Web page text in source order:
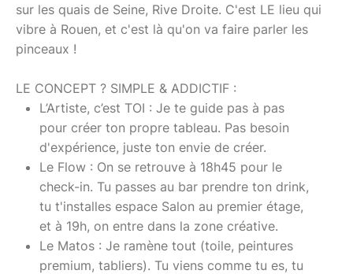
sur les quais de Seine, Rive Droite. C'est LE lieu qui
vibre à Rouen, et c'est là qu'on va faire parler les
pinceaux !
LE CONCEPT ? SIMPLE & ADDICTIF :
L’Artiste, c’est TOI : Je te guide pas à pas
pour créer ton propre tableau. Pas besoin
d'expérience, juste ton envie de créer.
Le Flow : On se retrouve à 18h45 pour le
check-in. Tu passes au bar prendre ton drink,
tu t'installes espace Salon au premier étage,
et à 19h, on entre dans la zone créative.
Le Matos : Je ramène tout (toile, peintures
premium, tabliers). Tu viens comme tu es, tu